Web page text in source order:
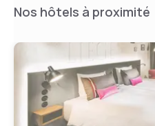
Nos hôtels à proximité